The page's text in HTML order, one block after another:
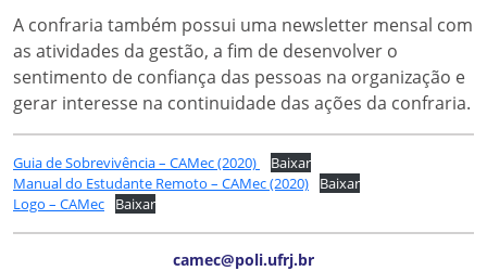
A confraria também possui uma newsletter mensal com
as atividades da gestão, a fim de desenvolver o
sentimento de confiança das pessoas na organização e
gerar interesse na continuidade das ações da confraria.
Guia de Sobrevivência – CAMec (2020)
Baixar
Manual do Estudante Remoto – CAMec (2020)
Baixar
Logo – CAMec
Baixar
camec@poli.ufrj.br